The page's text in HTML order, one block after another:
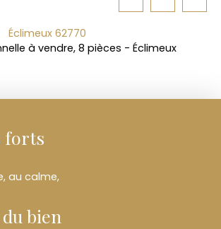
Éclimeux 62770
à vendre, 8 pièces - Éclimeux
forts
au calme,
bien